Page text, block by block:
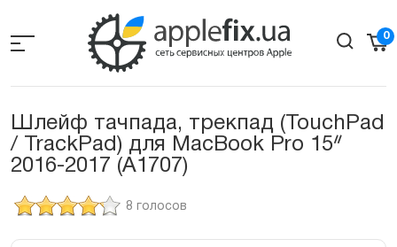
the
0
Шлейф тачпада, трекпад (TouchPad
/ TrackPad) для MacBook Pro 15ᐥ
2016-2017 (А1707)
8 голосов